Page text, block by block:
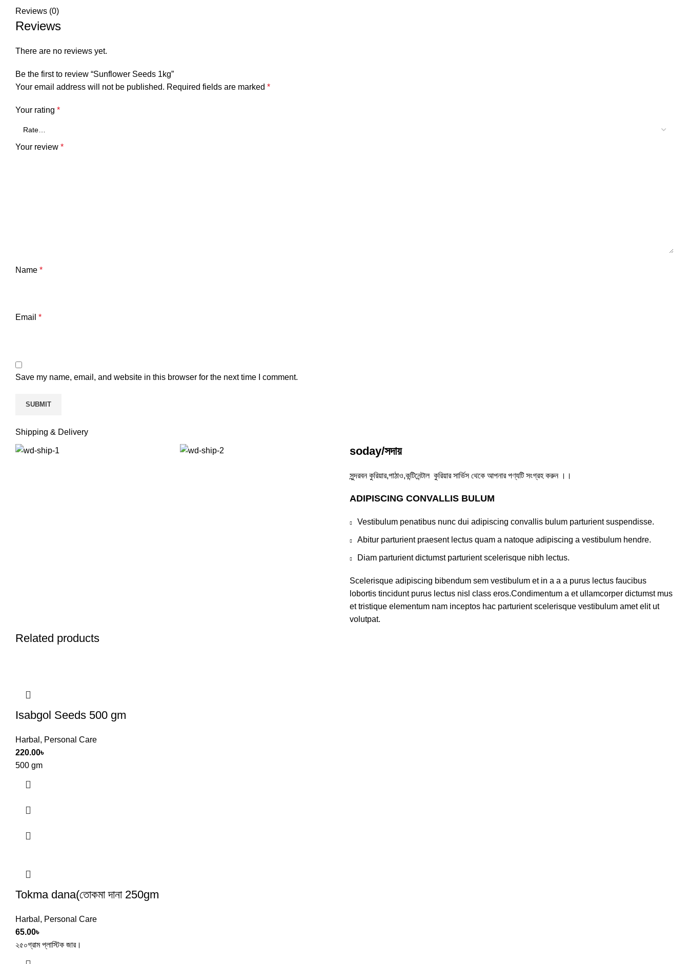
Reviews (0)
Reviews
There are no reviews yet.
Be the first to review “Sunflower Seeds 1kg”
Your email address will not be published. Required fields are marked *
Your rating *
Your review *
Name *
Email *
Save my name, email, and website in this browser for the next time I comment.
Shipping & Delivery
soday/সদায়
সুন্দরবন কুরিয়ার,পাঠাও,কন্টিনেন্টাল কুরিয়ার সার্ভিস থেকে আপনার পণ্যটি সংগ্রহ করুন ।।
ADIPISCING CONVALLIS BULUM
Vestibulum penatibus nunc dui adipiscing convallis bulum parturient suspendisse.
Abitur parturient praesent lectus quam a natoque adipiscing a vestibulum hendre.
Diam parturient dictumst parturient scelerisque nibh lectus.
Scelerisque adipiscing bibendum sem vestibulum et in a a a purus lectus faucibus
lobortis tincidunt purus lectus nisl class eros.Condimentum a et ullamcorper dictumst mus
et tristique elementum nam inceptos hac parturient scelerisque vestibulum amet elit ut
volutpat.
Related products
Isabgol Seeds 500 gm
Harbal , Personal Care
220.00৳
500 gm
Tokma dana(তোকমা দানা 250gm
Harbal , Personal Care
65.00৳
২৫০গ্রাম প্লাস্টিক জার।